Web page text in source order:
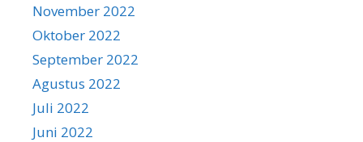
November 2022
Oktober 2022
September 2022
Agustus 2022
Juli 2022
Juni 2022